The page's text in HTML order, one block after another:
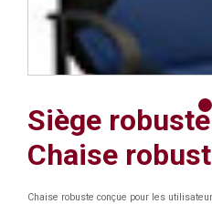
Siège
Chaise
Chaise robuste conçue pour les